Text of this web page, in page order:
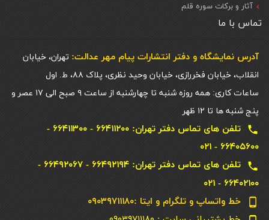
آثار و برکات سوره قلم
تماس با ما
آدرس نمایشگاه و دفتر انتشارات پيام مهر عدالت: تهران، خیابان
انقلاب، خیابان فخررازی، خیابان وحید نظری، پلاک ۸۸، ط. اول
ساعات کاری: همه روزه شنبه تا چهارشنبه از ساعت ۹ صبح الی ۱۷ عصر و
پنج شنبه ها تا ۱۲ ظهر
local_phone
تلفن های تماس دفتر تهران: ۶۶۴۱۱۲۰۰ - ۶۶۴۱۱۳۰۰ -
۶۶۴۰۵۶۰۰ - ۰۲۱
local_phone
تلفن های تماس دفتر تهران: ۶۶۴۹۲۱۹۴ - ۶۶۴۹۲۰۶۷ -
۶۶۴۰۲۱۰۰ - ۰۲۱
phone_android خط واتساپ و تلگرام و ایتا :۰۹۰۳۹۷۱۱۱۸۰